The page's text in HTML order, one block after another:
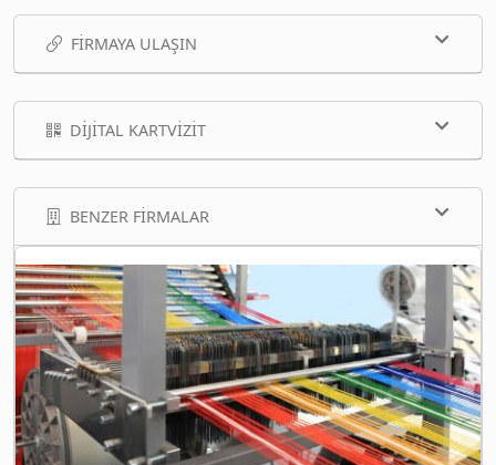
FIRMAYA ULAŞIN
DIJITAL KARTVIZIT
BENZER FIRMALAR